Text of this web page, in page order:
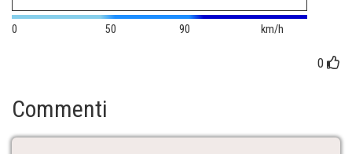
0 50 90 km/h
0
Commenti